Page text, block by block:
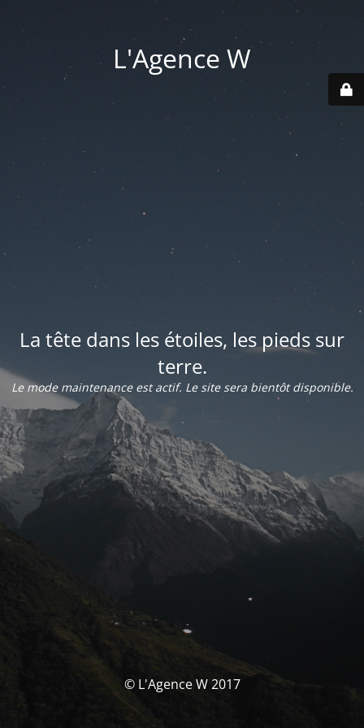
L'Agence W
La tête dans les étoiles, les pieds sur
terre.
Le mode maintenance est actif. Le site sera bientôt disponible.
© L'Agence W 2017